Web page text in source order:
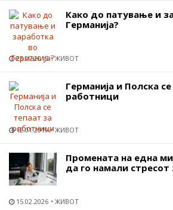
Како до патување и
Германија?
23.07.2015 ЖИВОТ
Германија и Полска
работници
12.01.2019 ЖИВОТ
Промената на една
да го намали стресот
15.02.2026 ЖИВОТ